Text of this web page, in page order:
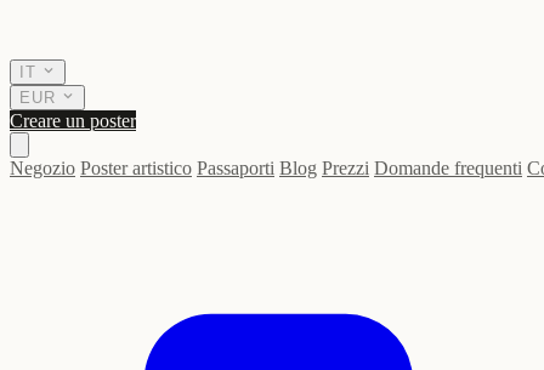
IT
EUR
Creare un poster
Negozio Poster artistico Passaporti Blog Prezzi Domande frequenti